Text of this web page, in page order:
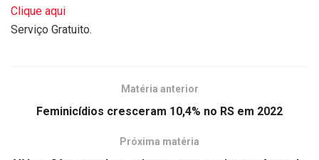
Clique aqui
Serviço Gratuito.
Matéria anterior
Feminicídios cresceram 10,4% no RS em 2022
Próxima matéria